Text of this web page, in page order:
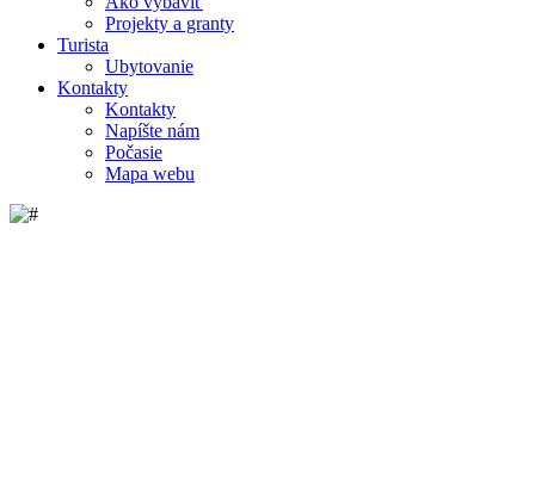
Projekty a granty
Turista
Ubytovanie
Kontakty
Kontakty
Napíšte nám
Počasie
Mapa webu